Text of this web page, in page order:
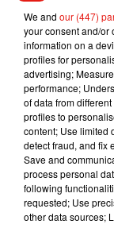
Musique
We and our (447)
your consent and/or
information on a
profiles for
advertising;
performance;
of data from
profiles to
content; Use limited
detect fraud, and fix
Save and
process personal
following
requested; Use
other data sources;